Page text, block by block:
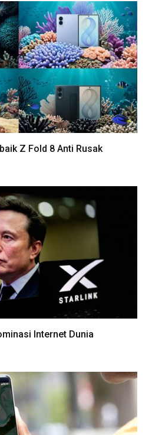
Z Fold 8 Anti Rusak
Internet Dunia